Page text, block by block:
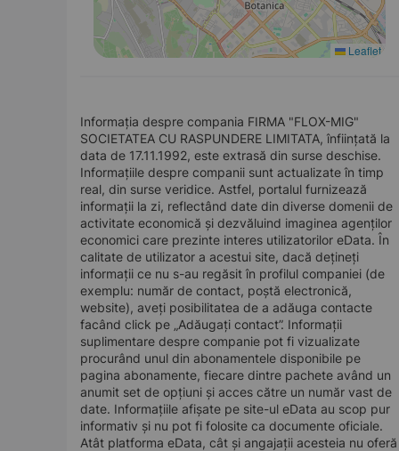
Leaflet
Informația despre compania FIRMA "FLOX-MIG"
SOCIETATEA CU RASPUNDERE LIMITATA, înființată la
data de 17.11.1992, este extrasă din surse deschise.
Informațiile despre companii sunt actualizate în timp
real, din surse veridice. Astfel, portalul furnizează
informații la zi, reflectând date din diverse domenii de
activitate economică și dezvăluind imaginea agenților
economici care prezinte interes utilizatorilor eData. În
calitate de utilizator a acestui site, dacă dețineți
informații ce nu s-au regăsit în profilul companiei (de
exemplu: număr de contact, poștă electronică,
website), aveți posibilitatea de a adăuga contacte
facând click pe „Adăugați contact”. Informații
suplimentare despre companie pot fi vizualizate
procurând unul din abonamentele disponibile pe
pagina abonamente, fiecare dintre pachete având un
anumit set de opțiuni și acces către un număr vast de
date. Informațiile afișate pe site-ul eData au scop pur
informativ și nu pot fi folosite ca documente oficiale.
Atât platforma eData, cât și angajații acesteia nu oferă